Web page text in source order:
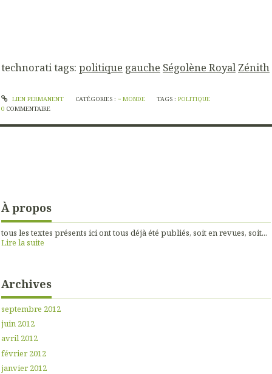
technorati tags: politique gauche Ségolène Royal Zénith
LIEN PERMANENT CATÉGORIES : ~ MONDE TAGS :POLITIQUE
0 COMMENTAIRE
À propos
tous les textes présents ici ont tous déjà été publiés, soit en revues, soit...
Lire la suite
Archives
septembre 2012
juin 2012
avril 2012
février 2012
janvier 2012